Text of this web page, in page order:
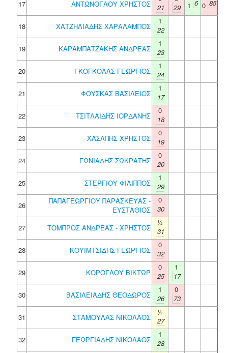
17
ΑΝΤΩΝΟΓΛΟΥ ΧΡΗΣΤΟΣ
21
29
1 6 0 85
18 ΧΑΤΖΗΛΙΑΔΗΣ ΧΑΡΑΛΑΜΠΟΣ
1
22
19
ΚΑΡΑΜΠΑΤΖΑΚΗΣ ΑΝΔΡΕΑΣ
1
23
20
ΓΚΟΓΚΟΛΑΣ ΓΕΩΡΓΙΟΣ
1
24
21
ΦΟΥΣΚΑΣ ΒΑΣΙΛΕΙΟΣ
1
17
22
ΤΣΙΤΛΑΪΔΗΣ ΙΟΡΔΑΝΗΣ
0
18
23
ΧΑΣΑΠΗΣ ΧΡΗΣΤΟΣ
0
19
24
ΓΩΝΙΑΔΗΣ ΣΩΚΡΑΤΗΣ
0
20
25
ΣΤΕΡΓΙΟΥ ΦΙΛΙΠΠΟΣ
1
29
26
ΠΑΠΑΓΕΩΡΓΙΟΥ ΠΑΡΑΣΚΕΥΑΣ -
ΕΥΣΤΑΘΙΟΣ
0
30
27
ΤΟΜΠΡΟΣ ΑΝΔΡΕΑΣ - ΧΡΗΣΤΟΣ
½
31
28
ΚΟΥΙΜΤΣΙΔΗΣ ΓΕΩΡΓΙΟΣ
0
32
29
ΚΟΡΟΓΛΟΥ ΒΙΚΤΩΡ
0
25
1
17
30
ΒΑΣΙΛΕΙΑΔΗΣ ΘΕΟΔΩΡΟΣ
1
26
0
73
31
ΣΤΑΜΟΥΛΑΣ ΝΙΚΟΛΑΟΣ
½
27
32
ΓΕΩΡΓΙΑΔΗΣ ΝΙΚΟΛΑΟΣ
1
28